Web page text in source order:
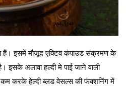
हैं। इसमें मौजूद एक्टिव कंपाउड संक्रमण के
अलावा हल्दी मे पाई जाने वाली
कम करके हेल्दी ब्लड वेसल्स की फंक्शनिंग में